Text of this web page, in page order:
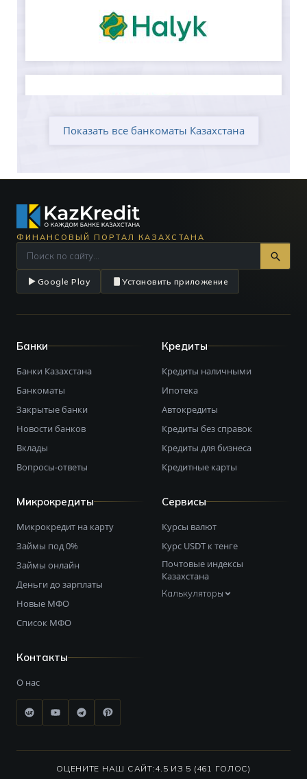
Показать все банкоматы Казахстана
ФИНАНСОВЫЙ ПОРТАЛ КАЗАХСТАНА
Google Play Установить приложение
Банки
Банки Казахстана
Банкоматы
Закрытые банки
Новости банков
Вклады
Вопросы-ответы
Кредиты
Кредиты наличными
Ипотека
Автокредиты
Кредиты без справок
Кредиты для бизнеса
Кредитные карты
Микрокредиты
Микрокредит на карту
Займы под 0%
Займы онлайн
Деньги до зарплаты
Новые МФО
Список МФО
Сервисы
Курсы валют
Курс USDT к тенге
Почтовые индексы
Казахстана
Калькуляторы
Контакты
О нас
ОЦЕНИТЕ НАШ САЙТ:4.5 ИЗ 5 (461 ГОЛОС)